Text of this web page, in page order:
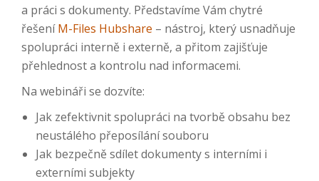
a práci s dokumenty. Představíme Vám chytré
řešeníM-Files Hubshare – nástroj, který usnadňuje
spolupráci interně i externě, a přitom zajišťuje
přehlednost a kontrolu nad informacemi.
Na webináři se dozvíte:
Jak zefektivnit spolupráci na tvorbě obsahu bez
neustálého přeposílání souboru
Jak bezpečně sdílet dokumenty s interními i
externími subjekty